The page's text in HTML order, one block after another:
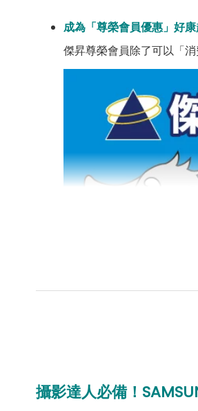
成為「尊榮會員優惠」好康
傑昇尊榮會員除了可以「
攝影達人必備！